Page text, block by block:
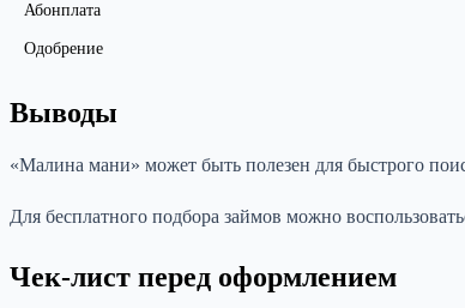
Абонплата
Одобрение
Выводы
«Малина мани» может быть полезен для быстрого
Для бесплатного подбора займов можно
Чек-лист перед оформлением